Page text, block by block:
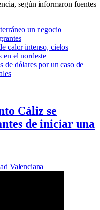
según informaron fuentes
un negocio
calor intenso, cielos
en el nordeste
de dólares por un caso de
Cáliz se
de iniciar una
Valenciana